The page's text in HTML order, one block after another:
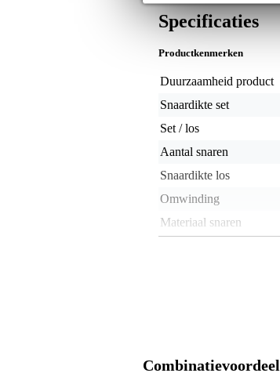
Specificaties
Productkenmerken
Duurzaamheid product
Snaardikte set
Set / los
Aantal snaren
Snaardikte los
Omwinding
Materiaal snaren
Combinatievoordeel